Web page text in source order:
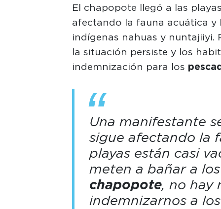
El chapopote llegó a las
afectando la fauna acuática
indígenas nahuas y nuntajiiyi.
la situación persiste y los
indemnización para los
Una manifestante
sigue afectando la
playas están casi
meten a bañar a
chapopote, no hay
indemnizarnos a